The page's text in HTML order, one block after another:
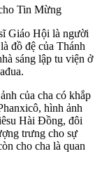
Tin Mừng
Giáo Hội là người
đồ đệ của Thánh
sáng lập tu viện ở
của cha có khắp
hình ảnh
Hài Đồng, đôi
trưng cho sự
cho cha là quan